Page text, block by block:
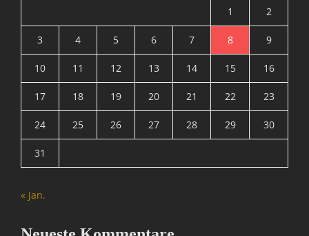
1 2
3 4 5 6 7 8 9
10 11 12 13 14 15 16
17 18 19 20 21 22 23
24 25 26 27 28 29 30
31
« Jan.